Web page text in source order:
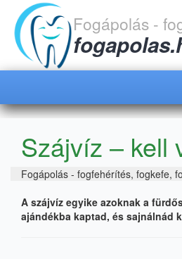
Fogápolás -
Szájvíz – kell
Fogápolás - fogfehérítés, fogkefe,
A szájvíz egyike azoknak a
ajándékba kaptad, és sajnálnád